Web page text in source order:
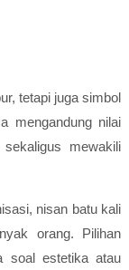
tetapi juga simbol
mengandung nilai
mewakili
nisan batu kali
orang. Pilihan
soal estetika atau